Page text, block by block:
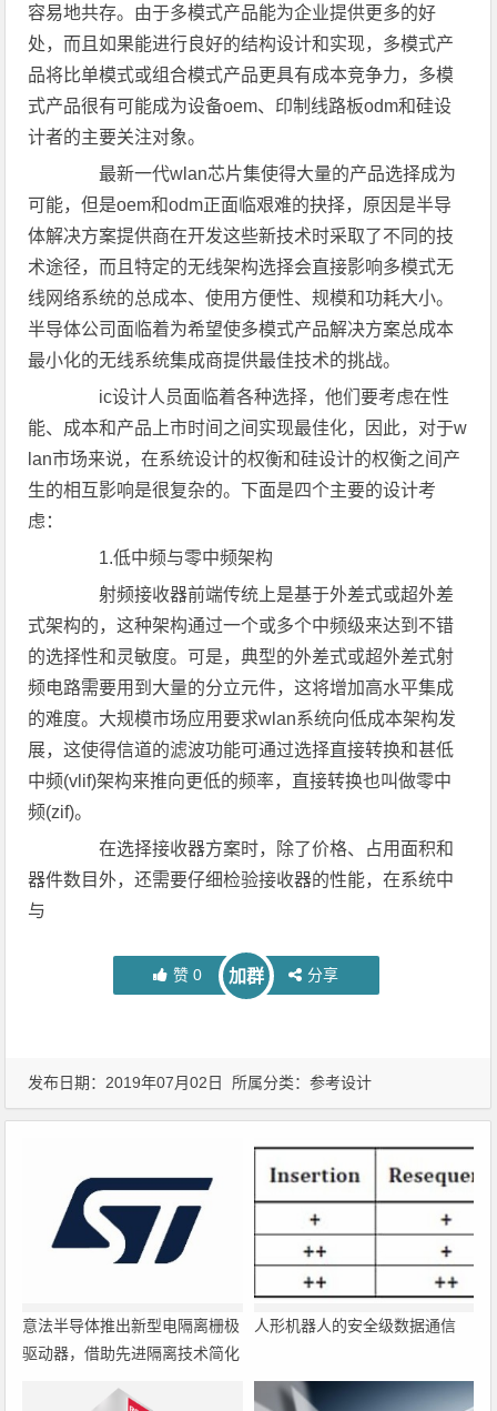
容易地共存。由于多模式产品能为企业提供更多的好
处，而且如果能进行良好的结构设计和实现，多模式产
品将比单模式或组合模式产品更具有成本竞争力，多模
式产品很有可能成为设备oem、印制线路板odm和硅设
计者的主要关注对象。
最新一代wlan芯片集使得大量的产品选择成为
可能，但是oem和odm正面临艰难的抉择，原因是半导
体解决方案提供商在开发这些新技术时采取了不同的技
术途径，而且特定的无线架构选择会直接影响多模式无
线网络系统的总成本、使用方便性、规模和功耗大小。
半导体公司面临着为希望使多模式产品解决方案总成本
最小化的无线系统集成商提供最佳技术的挑战。
ic设计人员面临着各种选择，他们要考虑在性
能、成本和产品上市时间之间实现最佳化，因此，对于w
lan市场来说，在系统设计的权衡和硅设计的权衡之间产
生的相互影响是很复杂的。下面是四个主要的设计考
虑：
1.低中频与零中频架构
射频接收器前端传统上是基于外差式或超外差
式架构的，这种架构通过一个或多个中频级来达到不错
的选择性和灵敏度。可是，典型的外差式或超外差式射
频电路需要用到大量的分立元件，这将增加高水平集成
的难度。大规模市场应用要求wlan系统向低成本架构发
展，这使得信道的滤波功能可通过选择直接转换和甚低
中频(vlif)架构来推向更低的频率，直接转换也叫做零中
频(zif)。
在选择接收器方案时，除了价格、占用面积和
器件数目外，还需要仔细检验接收器的性能，在系统中
与
赞 0 加群 分享
发布日期：2019年07月02日 所属分类：参考设计
意法半导体推出新型电隔离栅极
驱动器，借助先进隔离技术简化
人形机器人的安全级数据通信